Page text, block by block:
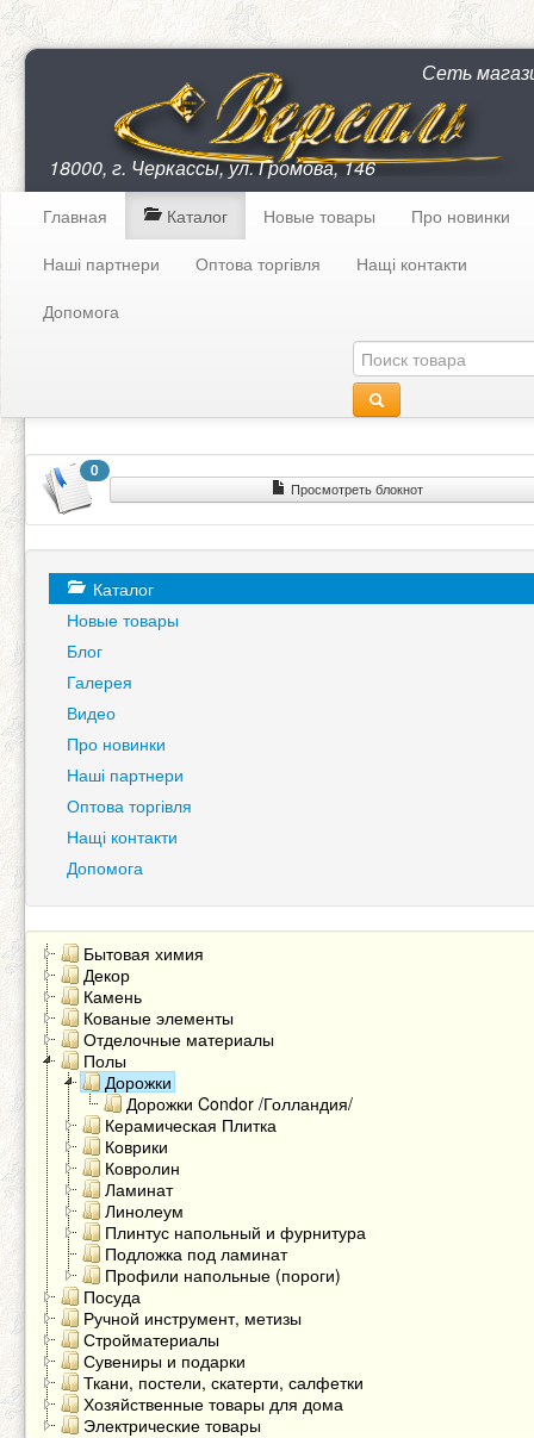
Сеть
18000, г. Черкассы, ул. Громова, 146
Главная Каталог Новые товары
Про новинки
Наші партнери
Оптова торгівля
Нащі контакти
Допомога
0
Просмотреть блокнот
Каталог
Новые товары
Блог
Галерея
Видео
Про новинки
Наші партнери
Оптова торгівля
Нащі контакти
Допомога
Бытовая химия
Декор
Камень
Кованые элементы
Отделочные материалы
Полы
Дорожки
Дорожки Condor /Голландия/
Керамическая Плитка
Коврики
Ковролин
Ламинат
Линолеум
Плинтус напольный и фурнитура
Подложка под ламинат
Профили напольные (пороги)
Посуда
Ручной инструмент, метизы
Стройматериалы
Сувениры и подарки
Ткани, постели, скатерти, салфетки
Хозяйственные товары для дома
Электрические товары